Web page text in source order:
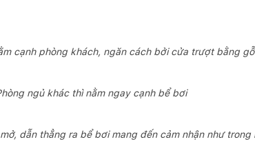
cạnh phòng khách, ngăn cách bởi cửa trượt bằng
ngủ khác thì nằm ngay cạnh bể bơi
dẫn thẳng ra bể bơi mang đến cảm nhận như trong